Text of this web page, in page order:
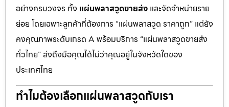
อย่างครบวงจร ทั้ง แผ่นพลาสวูดขายส่ง และจัดจำหน่ายราย
ย่อย โดยเฉพาะลูกค้าที่ต้องการ “แผ่นพลาสวูด ราคาถูก” แต่ยัง
คงคุณภาพระดับเกรด A พร้อมบริการ “แผ่นพลาสวูดขายส่ง
ทั่วไทย” ส่งถึงมือคุณได้ไม่ว่าคุณอยู่ในจังหวัดใดของ
ประเทศไทย
ทำไมต้องเลือกแผ่นพลาสวูดกับเรา